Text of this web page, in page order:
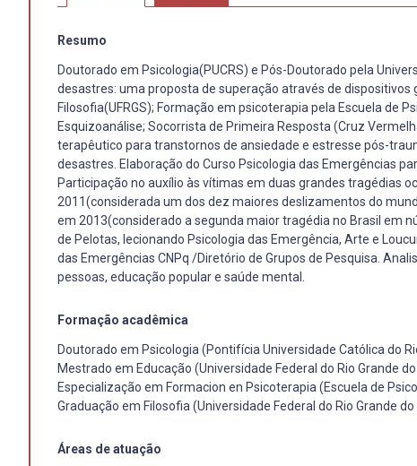
Resumo
Doutorado em Psicologia(PUCRS) e Pós-Doutorado pela
desastres: uma proposta de superação através de dispositivos
Filosofia(UFRGS); Formação em psicoterapia pela Escuela de
Esquizoanálise; Socorrista de Primeira Resposta (Cruz
terapêutico para transtornos de ansiedade e estresse pós-
desastres. Elaboração do Curso Psicologia das Emergências
Participação no auxílio às vítimas em duas grandes tragédias
2011(considerada um dos dez maiores deslizamentos do
em 2013(considerado a segunda maior tragédia no Brasil em
de Pelotas, lecionando Psicologia das Emergência, Arte e
das Emergências CNPq /Diretório de Grupos de Pesquisa.
pessoas, educação popular e saúde mental.
Formação acadêmica
Doutorado em Psicologia (Pontifícia Universidade Católica do
Mestrado em Educação (Universidade Federal do Rio Grande
Especialização em Formacion en Psicoterapia (Escuela de
Graduação em Filosofia (Universidade Federal do Rio Grande do
Áreas de atuação